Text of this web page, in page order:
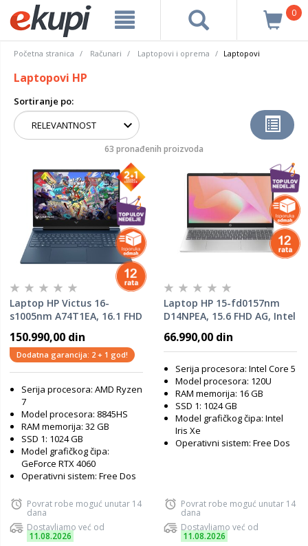
0
Početna stranica Računari Laptopovi i oprema Laptopovi
Laptopovi HP
Sortiranje po:
63 pronađenih proizvoda
Laptop HP Victus 16-
s1005nm A74T1EA, 16.1 FHD
8845HS, 32GB RAM, 1024GB
SSD, nVidia GeForce RTX
150.990,00 din
Dodatna garancija: 2 + 1 god!
Serija procesora: AMD Ryzen
7
Model procesora: 8845HS
RAM memorija: 32 GB
SSD 1: 1024 GB
Model grafičkog čipa:
GeForce RTX 4060
Operativni sistem: Free Dos
Povrat robe moguć unutar 14
dana
Dostavljamo već od
11.08.2026
Laptop HP 15-fd0157nm
D14NPEA, 15.6 FHD AG, Intel
1TB SSD, DOS
66.990,00 din
Serija procesora: Intel Core 5
Model procesora: 120U
RAM memorija: 16 GB
SSD 1: 1024 GB
Model grafičkog čipa: Intel
Iris Xe
Operativni sistem: Free Dos
Povrat robe moguć unutar 14
dana
Dostavljamo već od
11.08.2026